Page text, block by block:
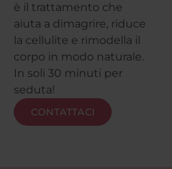
è il trattamento che
aiuta a dimagrire, riduce
la cellulite e rimodella il
corpo in modo naturale.
In soli 30 minuti per
seduta!
CONTATTACI